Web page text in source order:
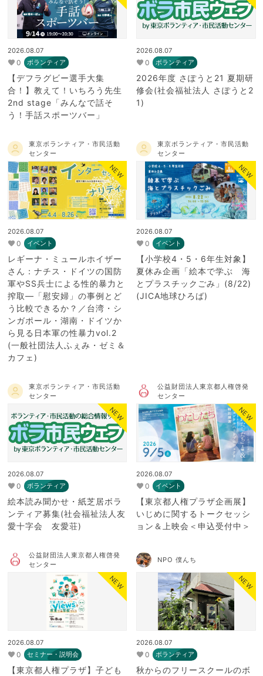
2026.08.07
0 ボランティア
【デフラグビー選手大集
合！】教えて！いちろう先生
2nd stage「みんなで話そ
う！手話スポーツバー」
2026.08.07
0 ボランティア
2026年度 さぽうと21 夏期研
修会(社会福祉法人 さぽうと2
1)
東京ボランティア・市民活動
センター
NEW
2026.08.07
0 イベント
レギーナ・ミュールホイザー
さん：ナチス・ドイツの国防
軍やSS兵士による性的暴力と
搾取―「慰安婦」の事例とど
う比較できるか？／台湾・シ
ンガポール・湖南・ドイツか
ら見る日本軍の性暴力vol.2
(一般社団法人ふぇみ・ゼミ＆
カフェ)
東京ボランティア・市民活動
センター
NEW
2026.08.07
0 イベント
【小学校4・5・6年生対象】
夏休み企画「絵本で学ぶ 海
とプラスチックごみ」(8/22)
(JICA地球ひろば)
東京ボランティア・市民活動
センター
NEW
2026.08.07
0 ボランティア
絵本読み聞かせ・紙芝居ボラ
ンティア募集(社会福祉法人友
愛十字会 友愛荘)
公益財団法人東京都人権啓発
センター
NEW
2026.08.07
0 イベント
【東京都人権プラザ企画展】
いじめに関するトークセッシ
ョン＆上映会＜申込受付中＞
公益財団法人東京都人権啓発
センター
NEW
2026.08.07
0 セミナー・説明会
【東京都人権プラザ】子ども
NPO 僕んち
NEW
2026.08.07
0 ボランティア
秋からのフリースクールのボ